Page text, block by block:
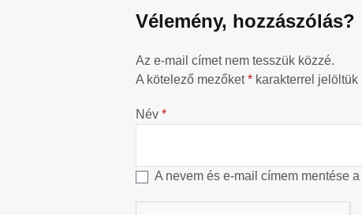
Vélemény, hozzászólás?
Az e-mail címet nem tesszük közzé.
A kötelező mezőket* karakterrel jelöltük
Név *
A nevem és e-mail címem mentése